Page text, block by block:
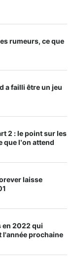
rumeurs, ce que
a failli être un jeu
2 : le point sur les
que l’on attend
laisse
en 2022 qui
prochaine